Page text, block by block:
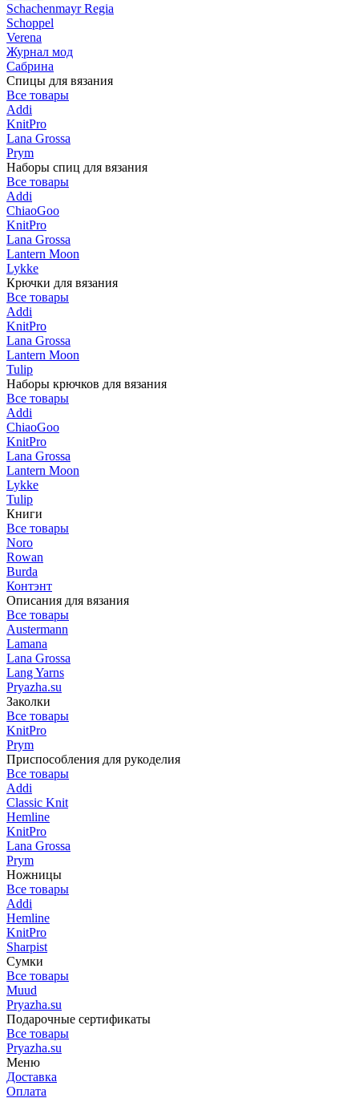
Schachenmayr Regia
Schoppel
Verena
Журнал мод
Сабрина
Спицы для вязания
Все товары
Addi
KnitPro
Lana Grossa
Prym
Наборы спиц для вязания
Все товары
Addi
ChiaoGoo
KnitPro
Lana Grossa
Lantern Moon
Lykke
Крючки для вязания
Все товары
Addi
KnitPro
Lana Grossa
Lantern Moon
Tulip
Наборы крючков для вязания
Все товары
Addi
ChiaoGoo
KnitPro
Lana Grossa
Lantern Moon
Lykke
Tulip
Книги
Все товары
Noro
Rowan
Burda
Контэнт
Описания для вязания
Все товары
Austermann
Lamana
Lana Grossa
Lang Yarns
Pryazha.su
Заколки
Все товары
KnitPro
Prym
Приспособления для рукоделия
Все товары
Addi
Classic Knit
Hemline
KnitPro
Lana Grossa
Prym
Ножницы
Все товары
Addi
Hemline
KnitPro
Sharpist
Сумки
Все товары
Muud
Pryazha.su
Подарочные сертификаты
Все товары
Pryazha.su
Меню
Доставка
Оплата